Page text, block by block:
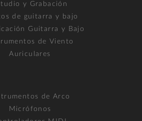
y Grabación
de guitarra y bajo
Guitarra y Bajo
de Viento
Auriculares
de Arco
Micrófonos